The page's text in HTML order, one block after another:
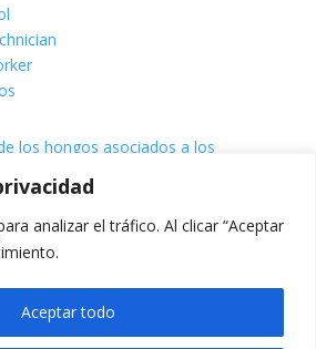
analizar el tráfico. Al clicar “Aceptar
Aceptar todo
los hongos asociados a los
radicular. Comprender, observar e
gestión responsable del árbol’, con
2026